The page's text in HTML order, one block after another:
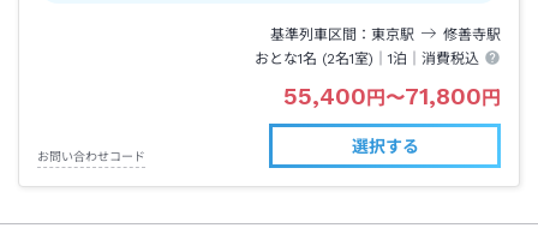
基準列車区間 東京駅 修善寺駅
おとな1名 (2名1室)｜1泊 ｜消費税込
55,400 円 〜71,800 円
お問い合わせコード
選択する